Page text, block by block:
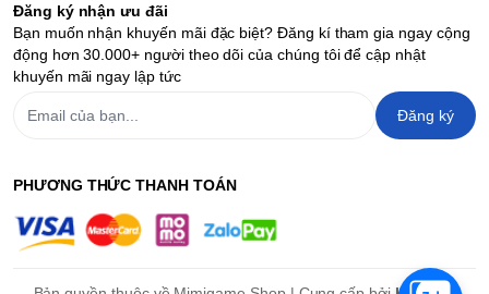
Đăng ký nhận ưu đãi
Bạn muốn nhận khuyến mãi đặc biệt? Đăng kí tham gia ngay cộng
động hơn 30.000+ người theo dõi của chúng tôi để cập nhật
khuyến mãi ngay lập tức
Đăng ký
PHƯƠNG THỨC THANH TOÁN